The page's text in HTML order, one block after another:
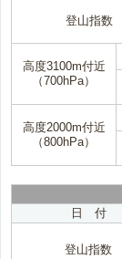
登山指数
高度3100m付近
（700hPa）
高度2000m付近
（800hPa）
日 付
登山指数